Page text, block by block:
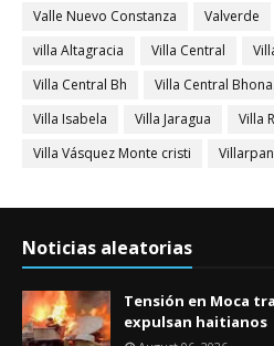
Valle Nuevo Constanza
Valverde
villa Altagracia
Villa Central
Villa Central Bh
Villa Central Bhona.
Villa Isabela
Villa Jaragua Villa
Villa Vásquez Monte cristi
Noticias aleatorias
Tensión en Moca
expulsan haitianos